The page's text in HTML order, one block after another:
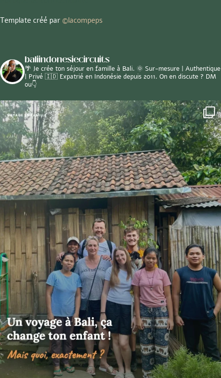
Template créé par ©lacompeps
baliindonesiecircuits
🌴 Je crée ton séjour en famille à Bali. 🌞 Sur-mesure | Authentique
| Privé 🇮🇩 Expatrié en Indonésie depuis 2011. On en discute ? DM
ou👇